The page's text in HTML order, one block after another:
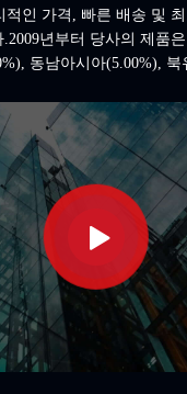
적인 가격, 빠른 배송 및
년부터 당사의 제품
동남아시아(5.00%), 북
의 직원이 있습니다.OEM
싶어할까요? 놀랍게도 '
납품'과 관련하여 공급
인 문제임이 드러났습니
유한회사는 정시 납품
표로 추...